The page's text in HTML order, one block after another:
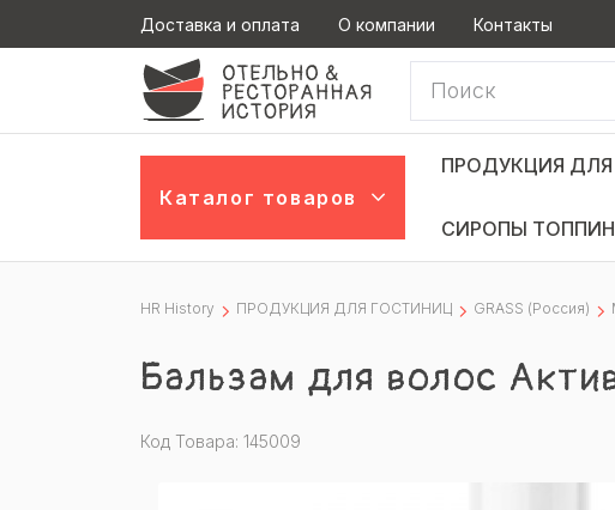
Доставка и оплата О компании Контакты
Каталог товаров
ПРОДУКЦИЯ
СИРОПЫ
HR History ПРОДУКЦИЯ ДЛЯ ГОСТИНИЦ GRASS (Россия)
Бальзам для волос
Код Товара: 145009